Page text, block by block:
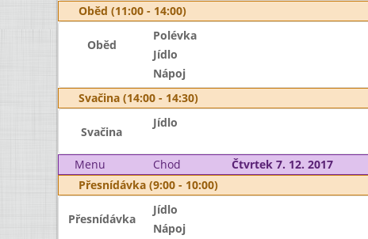
Oběd (11:00 - 14:00)
Oběd
Polévka
Jídlo
Nápoj
Svačina (14:00 - 14:30)
Svačina
Jídlo
Menu Chod Čtvrtek 7. 12. 2017
Přesnídávka (9:00 - 10:00)
Přesnídávka
Jídlo
Nápoj